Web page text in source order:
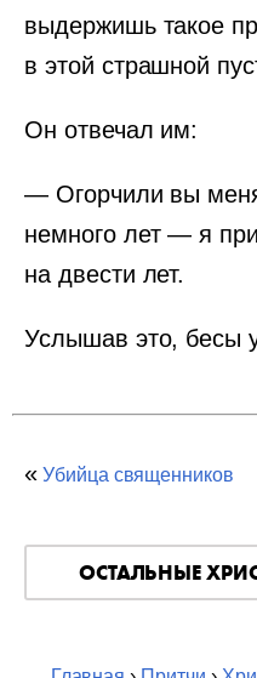
выдержишь такое
в этой страшной
Он отвечал им:
— Огорчили вы
немного лет — я
на двести лет.
Услышав это, бесы
« Убийца священников
ОСТАЛЬНЫЕ